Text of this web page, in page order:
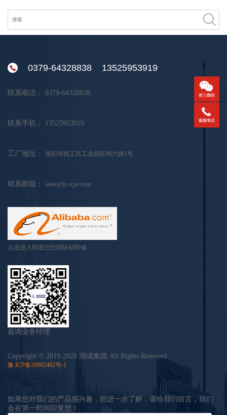
0379-64328838 13525953919
联系电话： 0379-64328838
联系手机： 13525953919
工厂地址： 洛阳市西工区工业园区纬六路1号
联系邮箱： sales@ly-rcpe.com
点击进入阿里巴巴国际站旺铺
咨询业务经理
Copyright © 2019-2020 润成集团 All Rights Reserved
豫 ICP备20002482号-1
如果您对我们的产品感兴趣，想进一步了解，请给我们留言，我们
会在第一时间回复您！